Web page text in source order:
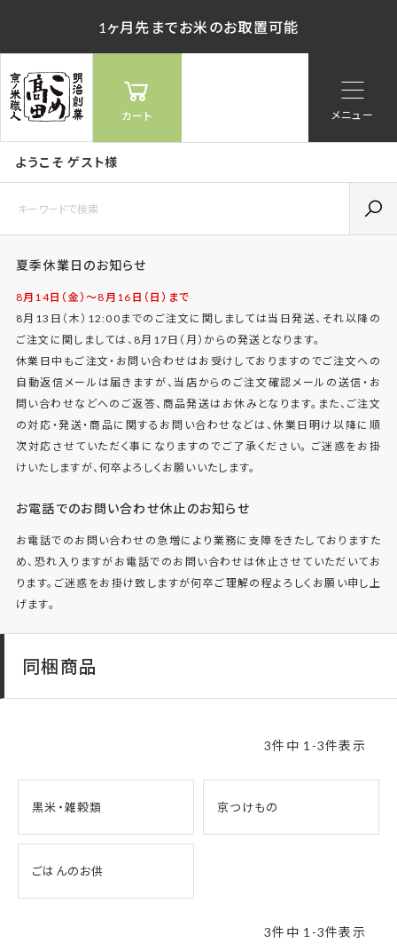
1ヶ月先までお米のお取置可能
カート
ようこそ ゲスト様
メニュー
夏季休業日のお知らせ
8月14日（金）〜8月16日（日）まで
8月13日（木）12:00までのご注文に関しましては当日発送、それ以降の
ご注文に関しましては、8月17日（月）からの発送となります。
休業日中もご注文・お問い合わせはお受けしておりますのでご注文への
自動返信メールは届きますが、当店からのご注文確認メールの送信・お
問い合わせなどへのご返答、商品発送はお休みとなります。また、ご注文
の対応・発送・商品に関するお問い合わせなどは、休業日明け以降に順
次対応させていただく事になりますのでご了承ください。 ご迷惑をお掛
けいたしますが、何卒よろしくお願いいたします。
お電話でのお問い合わせ休止のお知らせ
お電話でのお問い合わせの急増により業務に支障をきたしておりますた
め、恐れ入りますがお電話でのお問い合わせは休止させていただいてお
ります。ご迷惑をお掛け致しますが何卒ご理解の程よろしくお願い申し上
げます。
同梱商品
3件中 1 -3件表示
黒米・雑穀類 京つけもの
ごはんのお供
3件中 1 -3件表示